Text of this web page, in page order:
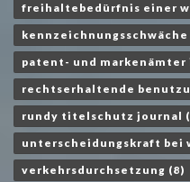
freihaltebedürfnis einer
kennzeichnungsschwäche
patent- und
rechtserhaltende
rundy titelschutz journal
unterscheidungskraft bei
verkehrsdurchsetzung (8)